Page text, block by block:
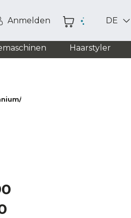
Anmelden DE
Haarstyler
2290 Ultimate/2290